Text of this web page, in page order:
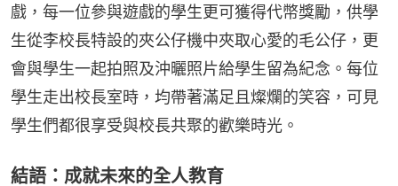
戲，每一位參與遊戲的學生更可獲得代幣獎勵，供學
生從李校長特設的夾公仔機中夾取心愛的毛公仔，更
會與學生一起拍照及沖曬照片給學生留為紀念。每位
學生走出校長室時，均帶著滿足且燦爛的笑容，可見
學生們都很享受與校長共聚的歡樂時光。
結語：成就未來的全人教育